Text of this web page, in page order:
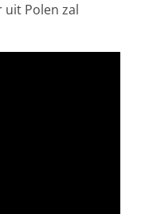
uit Polen zal